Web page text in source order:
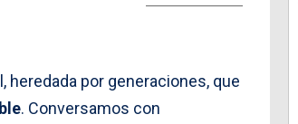
heredada por generaciones, que
. Conversamos con